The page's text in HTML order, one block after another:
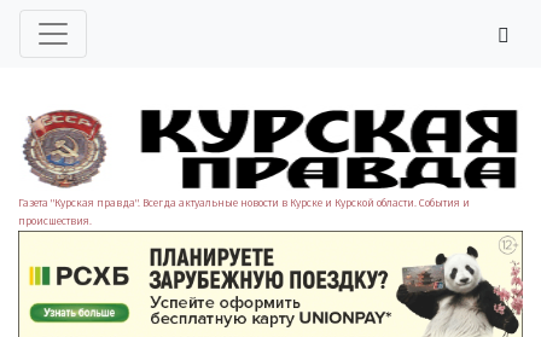
Газета "Курская правда". Всегда актуальные новости в Курске и Курской области. События и
происшествия.